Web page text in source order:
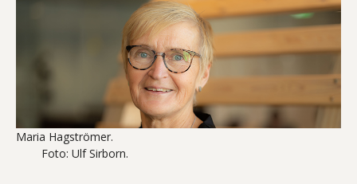
Maria Hagströmer.
Foto: Ulf Sirborn.